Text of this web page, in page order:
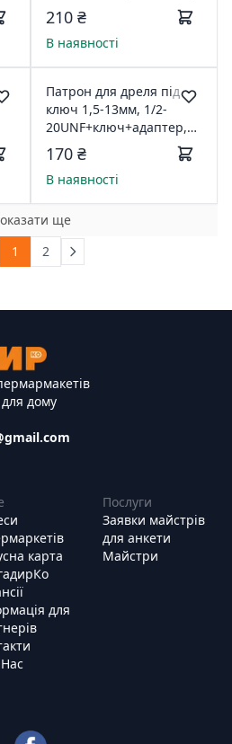
210 ₴
В наявності
Патрон для дреля під
ключ 1,5-13мм, 1/2-
20UNF+ключ+адаптер,блістер
Werk, 2936301
170 ₴
В наявності
ще
1
2
для дому
карта
для
Послуги
Заявки майстрів
для анкети
Майстри